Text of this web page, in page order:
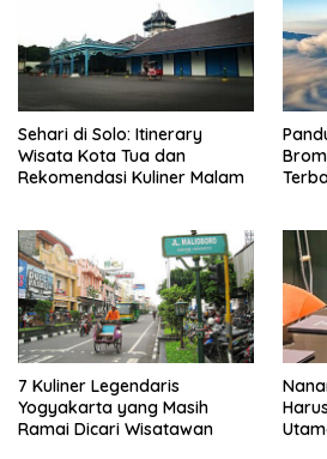
Sehari di Solo: Itinerary
Wisata Kota Tua dan
Rekomendasi Kuliner Malam
7 Kuliner Legendaris
Yogyakarta yang Masih
Ramai Dicari Wisatawan